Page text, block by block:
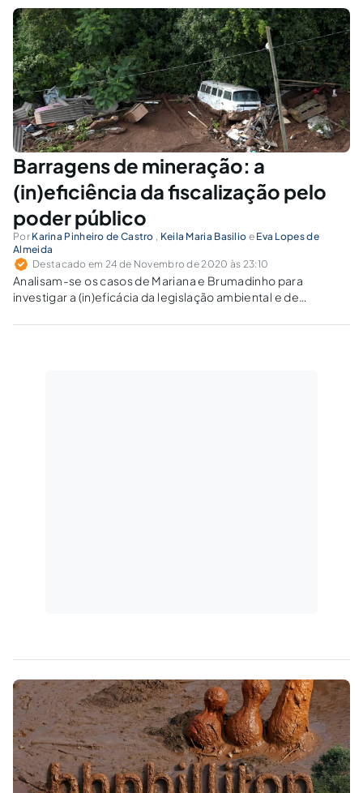
Barragens de mineração: a
(in)eficiência da fiscalização pelo
poder público
Por Karina Pinheiro de Castro , Keila Maria Basilio e Eva Lopes de
Almeida
Destacado em 24 de Novembro de 2020 às 23:10
Analisam-se os casos de Mariana e Brumadinho para
investigar a (in)eficácia da legislação ambiental e de